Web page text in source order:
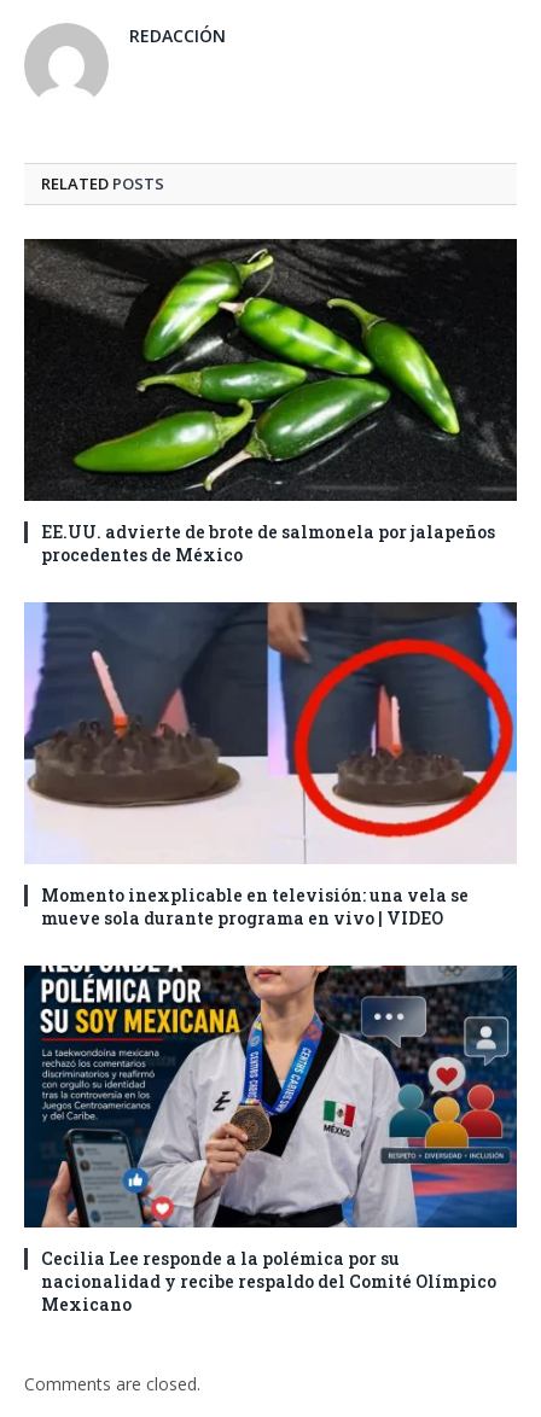
REDACCIÓN
RELATED POSTS
EE.UU. advierte de brote de salmonela por jalapeños
procedentes de México
Momento inexplicable en televisión: una vela se
mueve sola durante programa en vivo | VIDEO
Cecilia Lee responde a la polémica por su
nacionalidad y recibe respaldo del Comité Olímpico
Mexicano
Comments are closed.